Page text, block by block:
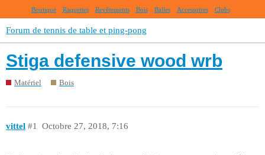
Boutique Raquettes Revêtements Bois Balles Accessoires Clubs
Forum de tennis de table et ping-pong
Stiga defensive wood wrb
Matériel Bois
vittel Octobre 27, 2018, 7:16
#1